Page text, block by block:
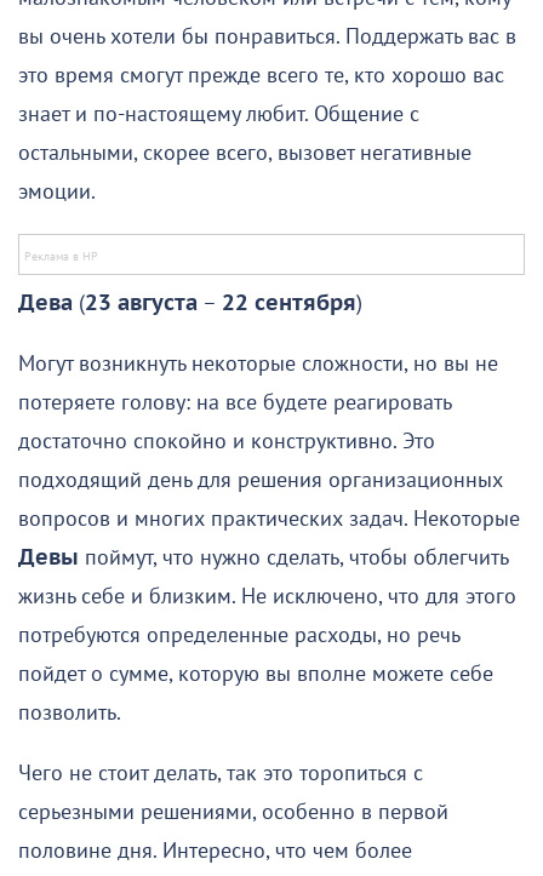
вы очень хотели бы понравиться. Поддержать вас в
это время смогут прежде всего те, кто хорошо вас
знает и по-настоящему любит. Общение с
остальными, скорее всего, вызовет негативные
эмоции.
Дева (23 августа – 22 сентября)
Могут возникнуть некоторые сложности, но вы не
потеряете голову: на все будете реагировать
достаточно спокойно и конструктивно. Это
подходящий день для решения организационных
вопросов и многих практических задач. Некоторые
Девы поймут, что нужно сделать, чтобы облегчить
жизнь себе и близким. Не исключено, что для этого
потребуются определенные расходы, но речь
пойдет о сумме, которую вы вполне можете себе
позволить.
Чего не стоит делать, так это торопиться с
серьезными решениями, особенно в первой
половине дня. Интересно, что чем более